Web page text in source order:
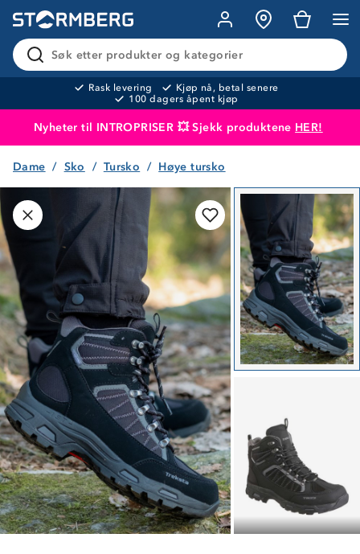
Søk etter produkter og kategorier
Rask levering
Kjøp nå, betal senere
100 dagers åpent kjøp
Nyheter til INTROPRISER 💥 Sjekk produktene HER!
Produktet er lagt i handlekurven
Dame Sko Tursko Høye tursko